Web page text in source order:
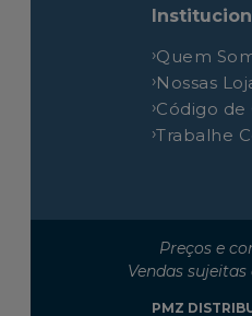
Quem
Nossas
Código de
Trabalhe
Preços e
Vendas
PMZ